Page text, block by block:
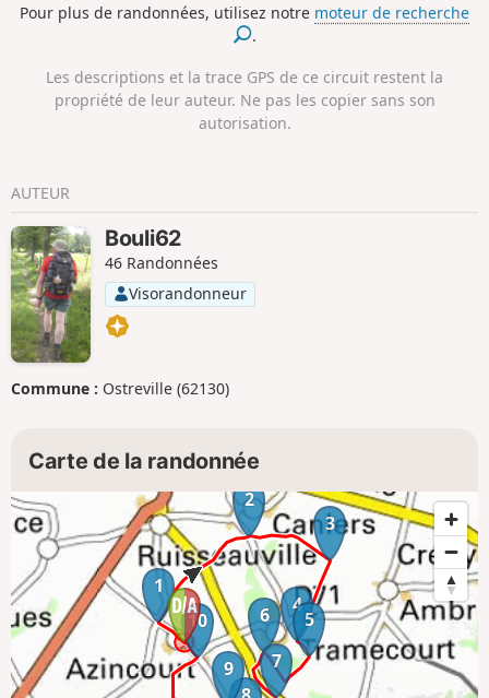
Pour plus de randonnées, utilisez notre moteur de recherche
.
Les descriptions et la trace GPS de ce circuit restent la
propriété de leur auteur. Ne pas les copier sans son
autorisation.
AUTEUR
Bouli62
46 Randonnées
Visorandonneur
Commune : Ostreville (62130)
Carte de la randonnée
1
2
3
4
5
6
7
9
10